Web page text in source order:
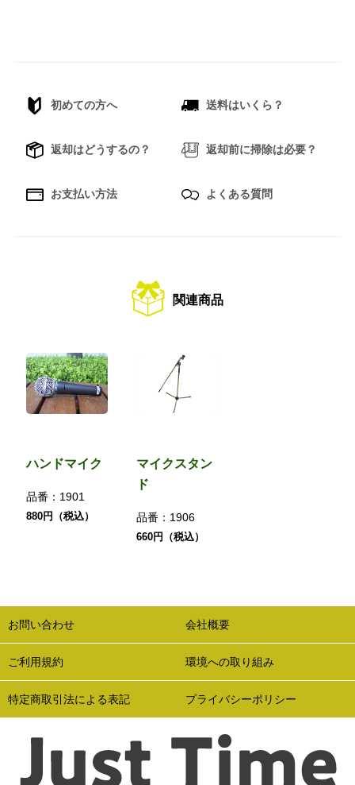
初めての方へ 送料はいくら？
返却はどうするの？ 返却前に掃除は必要？
お支払い方法 よくある質問
関連商品
ハンドマイク
品番： 1901
880円（税込）
マイクスタン
ド
品番： 1906
660円（税込）
お問い合わせ 会社概要
ご利用規約 環境への取り組み
特定商取引法による表記 プライバシーポリシー